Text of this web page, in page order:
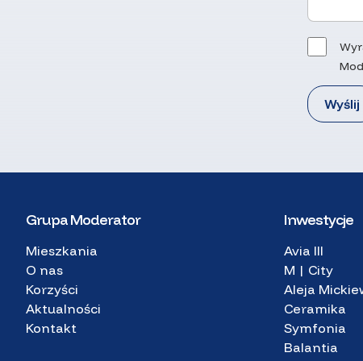
Grupa Moderator
Mieszkania
O nas
Korzyści
Aktualności
Kontakt
Inwestycje
Avia III
M | City
Aleja
Ceramika
Symfonia
Balantia